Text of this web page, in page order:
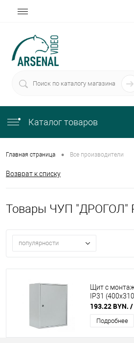
Каталог товаров
Главная страница • Все производители
Возврат к списку
Товары ЧУП "ДРОГОЛ"
популярности
Щит с
IP31
193.22 BYN. /
Подробнее